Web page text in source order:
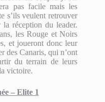
pas facile mais les
s’ils veulent retrouver
réception du leader.
les Rouge et Noirs
et joueront donc leur
des Canaris, qui n’ont
du terrain de leurs
victoire.
– Elite 1